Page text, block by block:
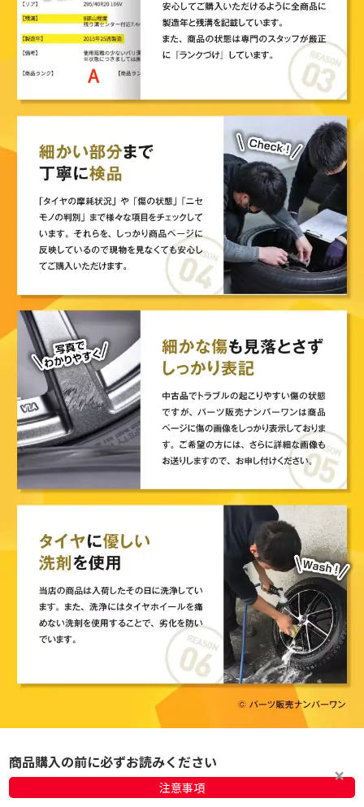
商品購入の前に必ずお読みください
注意事項